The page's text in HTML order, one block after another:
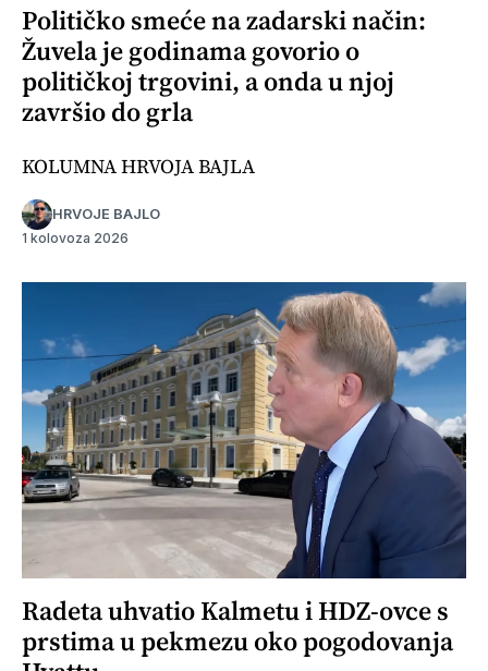
Političko smeće na zadarski način:
Žuvela je godinama govorio o
političkoj trgovini, a onda u njoj
završio do grla
KOLUMNA HRVOJA BAJLA
HRVOJE BAJLO
1 kolovoza 2026
Radeta uhvatio Kalmetu i HDZ-ovce s
prstima u pekmezu oko pogodovanja